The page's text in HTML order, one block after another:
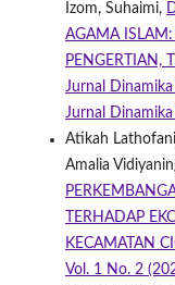
Izom, Suhaimi,
AGAMA
PENGERTIAN,
Jurnal
Jurnal Dinamika
Atikah
Amalia
TERHADAP
KECAMATAN
Vol. 1 No. 2